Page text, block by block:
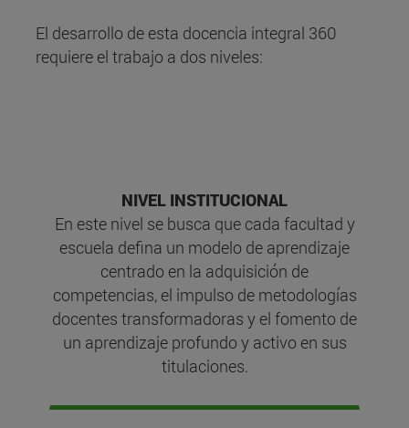
El desarrollo de esta docencia integral 360
requiere el trabajo a dos niveles:
NIVEL INSTITUCIONAL
En este nivel se busca que cada facultad y
escuela defina un modelo de aprendizaje
centrado en la adquisición de
competencias, el impulso de metodologías
docentes transformadoras y el fomento de
un aprendizaje profundo y activo en sus
titulaciones.